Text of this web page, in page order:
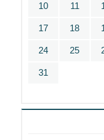
10 11
17 18
24 25
31